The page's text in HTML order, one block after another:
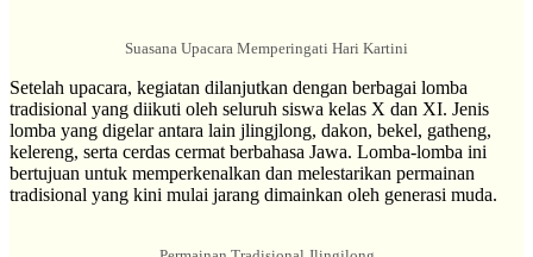
Suasana Upacara Memperingati Hari Kartini
Setelah upacara, kegiatan dilanjutkan dengan berbagai lomba
tradisional yang diikuti oleh seluruh siswa kelas X dan XI. Jenis
lomba yang digelar antara lain jlingjlong, dakon, bekel, gatheng,
kelereng, serta cerdas cermat berbahasa Jawa. Lomba-lomba ini
bertujuan untuk memperkenalkan dan melestarikan permainan
tradisional yang kini mulai jarang dimainkan oleh generasi muda.